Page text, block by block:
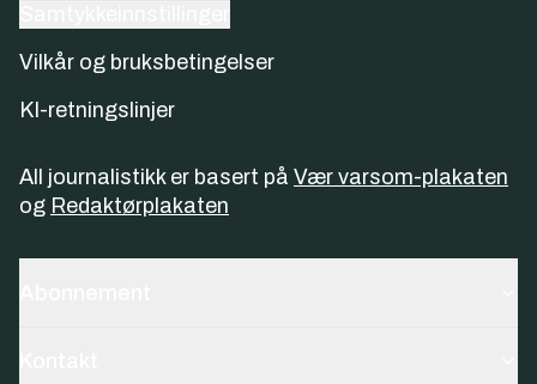
Vilkår og bruksbetingelser
KI-retningslinjer
All journalistikk er basert på Vær varsom-plakaten
og Redaktørplakaten